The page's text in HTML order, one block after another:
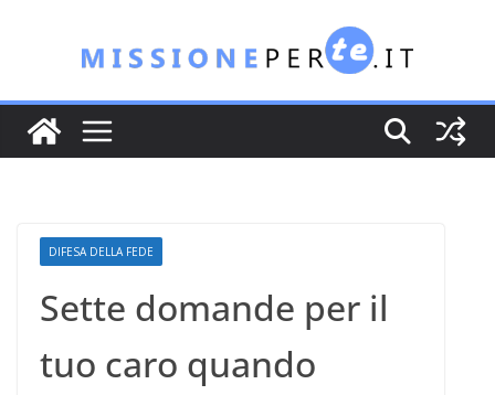
contenuto
DIFESA DELLA FEDE
Sette domande per il
tuo caro quando